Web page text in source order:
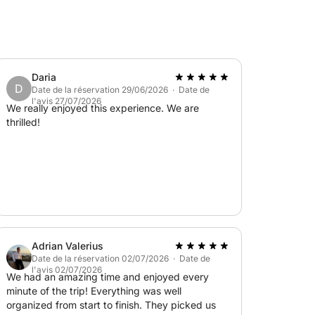
D
Daria
Date de la réservation 29/06/2026 · Date de
l'avis 27/07/2026
We really enjoyed this experience. We are
thrilled!
Adrian Valerius
Date de la réservation 02/07/2026 · Date de
l'avis 02/07/2026
We had an amazing time and enjoyed every
minute of the trip! Everything was well
organized from start to finish. They picked us